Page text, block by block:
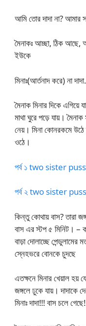
আমি তোর দাদা না? আমার
মৈনাকঃ আচ্ছা, ঠিক আছে,
ইউকে
মিনাঃ(আর্তনাদ করে) না
মৈনাক মিনার দিকে এগিয়ে
মাথা ঘুরে পড়ে যায়। মৈনাক
নেয়। মিনা কোনরকমে উঠে
ওঠে।
পর্ব ১ two sister
পর্ব ২ two sister
কিন্তু কোথায় বাস? তারা
বাস এর স্টপ ৫ মিনিট। –
বাড়া দোলাচ্ছে
স্নেহভরে বোনকে চুদছে
এতক্ষনে মিনার খেয়াল হয়
জঙ্গলে ঢুকে যায়। দাদাকে
মিনাঃ দাদা!!! বাস চলে